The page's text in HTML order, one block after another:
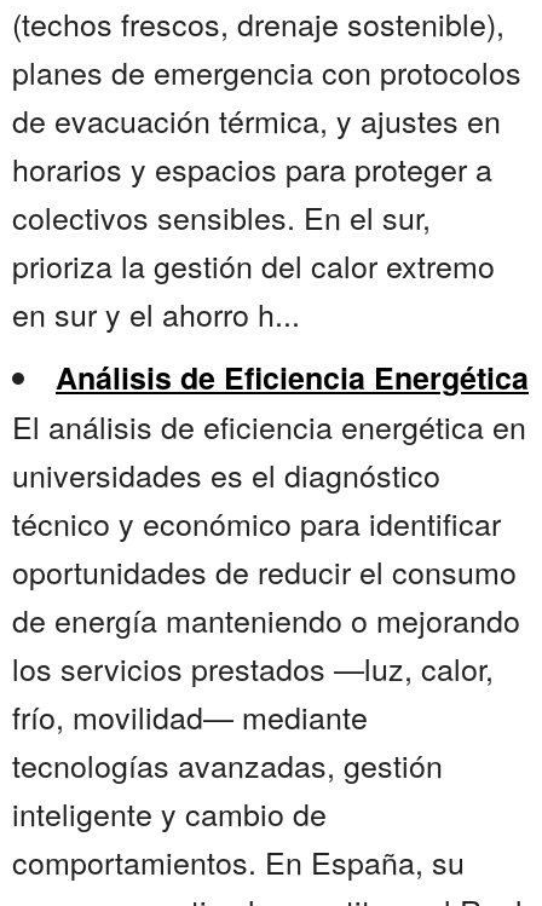
(techos frescos, drenaje sostenible),
planes de emergencia con protocolos
de evacuación térmica, y ajustes en
horarios y espacios para proteger a
colectivos sensibles. En el sur,
prioriza la gestión del calor extremo
en sur y el ahorro h...
Análisis de Eficiencia Energética
El análisis de eficiencia energética en
universidades es el diagnóstico
técnico y económico para identificar
oportunidades de reducir el consumo
de energía manteniendo o mejorando
los servicios prestados —luz, calor,
frío, movilidad— mediante
tecnologías avanzadas, gestión
inteligente y cambio de
comportamientos. En España, su